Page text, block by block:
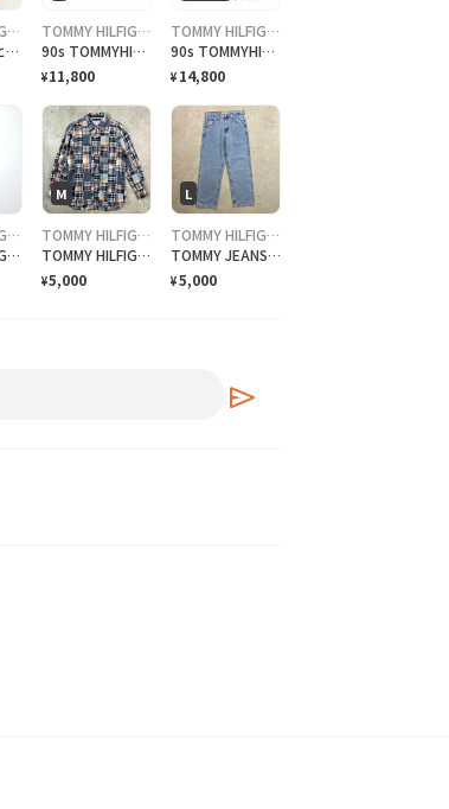
TOMMY HILFIGER
90s トミーヒルフィガー ハーフジップ スウェット デカロゴ 刺繍 ブルー
TOMMY HILFIGER
90s TOMMYHILFIGER スウィングトップ
¥11,800
TOMMY HILFIGER
90s TOMMYHILFIGER Tシャツ
¥ 14,800
TOMMY HILFIGER
TOMMY HILFIGER 90年代 2タック ワイド スラックスパンツ L ネイビー ウール ギャバジン
M
TOMMY HILFIGER
TOMMY HILFIGER トミーヒルフィガー パッチワーク チェックシャツ メンズM
¥5,000
L
TOMMY HILFIGER
TOMMY JEANS トミーヒルフィガー ワイド デニムパンツ メンズW33相当 古着 AIDEN JEANS アメカジ ジーンズ 青色
¥5,000
send